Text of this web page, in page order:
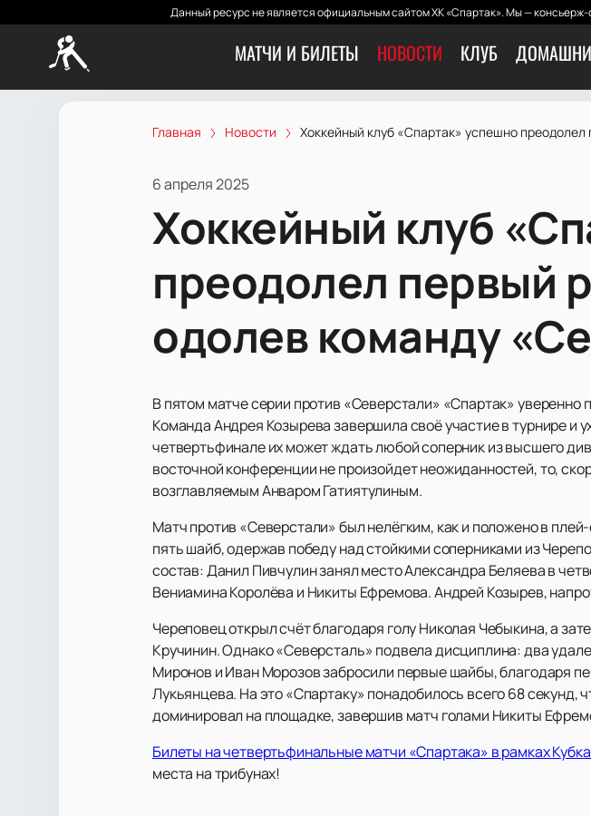
Данный ресурс не является официальным сайтом ХК «Спартак». Мы —
МАТЧИ И БИЛЕТЫ НОВОСТИ КЛУБ
Главная Новости Хоккейный клуб «Спартак» успешно
6 апреля 2025
Хоккейный клуб
преодолел первый
одолев команду
В пятом матче серии против «Северстали» «Спартак»
Команда Андрея Козырева завершила своё участие в турнире и
четвертьфинале их может ждать любой соперник из высшего
восточной конференции не произойдет неожиданностей, то,
возглавляемым Анваром Гатиятулиным.
Матч против «Северстали» был нелёгким, как и положено в
пять шайб, одержав победу над стойкими соперниками из
состав: Данил Пивчулин занял место Александра Беляева в
Вениамина Королёва и Никиты Ефремова. Андрей Козырев,
Череповец открыл счёт благодаря голу Николая Чебыкина, а
Кручинин. Однако «Северсталь» подвела дисциплина: два
Миронов и Иван Морозов забросили первые шайбы, благодаря
Лукьянцева. На это «Спартаку» понадобилось всего 68
доминировал на площадке, завершив матч голами Никиты
Билеты на четвертьфинальные матчи «Спартака» в рамках
места на трибунах!